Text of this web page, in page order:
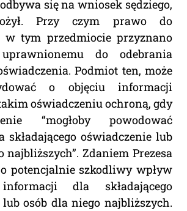
się na wniosek sędziego,
Przy czym prawo do
w tym przedmiocie przyznano
do odebrania
Podmiot ten, może
o objęciu informacji
oświadczeniu ochroną, gdy
“mogłoby powodować
składającego oświadczenie lub
najbliższych”. Zdaniem Prezesa
potencjalnie szkodliwy wpływ
dla składającego
osób dla niego najbliższych.